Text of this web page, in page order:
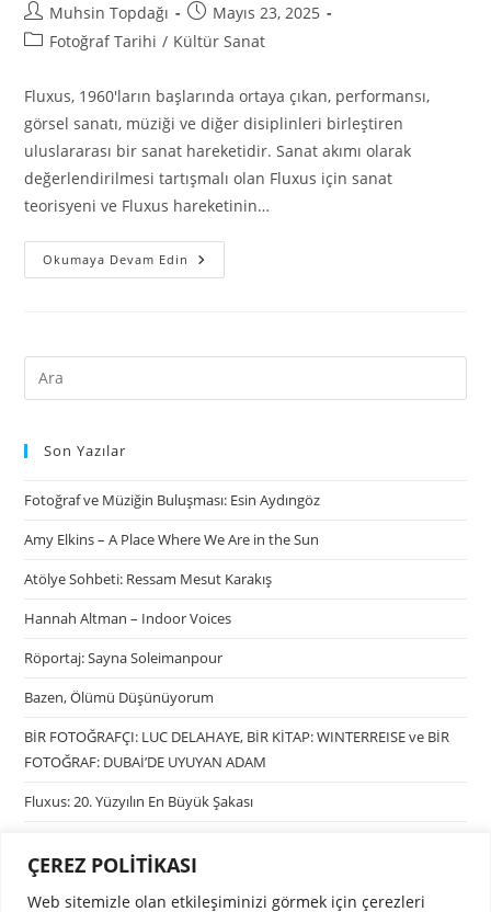
ÇEREZ POLİTİKASI
Web sitemizle olan etkileşiminizi görmek için çerezleri
Muhsin Topdağı
Mayıs 23, 2025
Fotoğraf Tarihi / Kültür Sanat
Fluxus, 1960'ların başlarında ortaya çıkan, performansı,
görsel sanatı, müziği ve diğer disiplinleri birleştiren
uluslararası bir sanat hareketidir. Sanat akımı olarak
değerlendirilmesi tartışmalı olan Fluxus için sanat
teorisyeni ve Fluxus hareketinin…
Okumaya Devam Edin
Son Yazılar
Fotoğraf ve Müziğin Buluşması: Esin Aydıngöz
Amy Elkins – A Place Where We Are in the Sun
Atölye Sohbeti: Ressam Mesut Karakış
Hannah Altman – Indoor Voices
Röportaj: Sayna Soleimanpour
Bazen, Ölümü Düşünüyorum
BİR FOTOĞRAFÇI: LUC DELAHAYE, BİR KİTAP: WINTERREISE ve BİR
FOTOĞRAF: DUBAİ’DE UYUYAN ADAM
Fluxus: 20. Yüzyılın En Büyük Şakası
Kategoriler